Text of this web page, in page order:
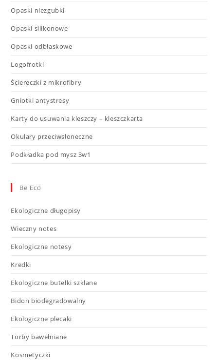
Opaski niezgubki
Opaski silikonowe
Opaski odblaskowe
Logofrotki
Ściereczki z mikrofibry
Gniotki antystresy
Karty do usuwania kleszczy – kleszczkarta
Okulary przeciwsłoneczne
Podkładka pod mysz 3w1
Be Eco
Ekologiczne długopisy
Wieczny notes
Ekologiczne notesy
Kredki
Ekologiczne butelki szklane
Bidon biodegradowalny
Ekologiczne plecaki
Torby bawełniane
Kosmetyczki